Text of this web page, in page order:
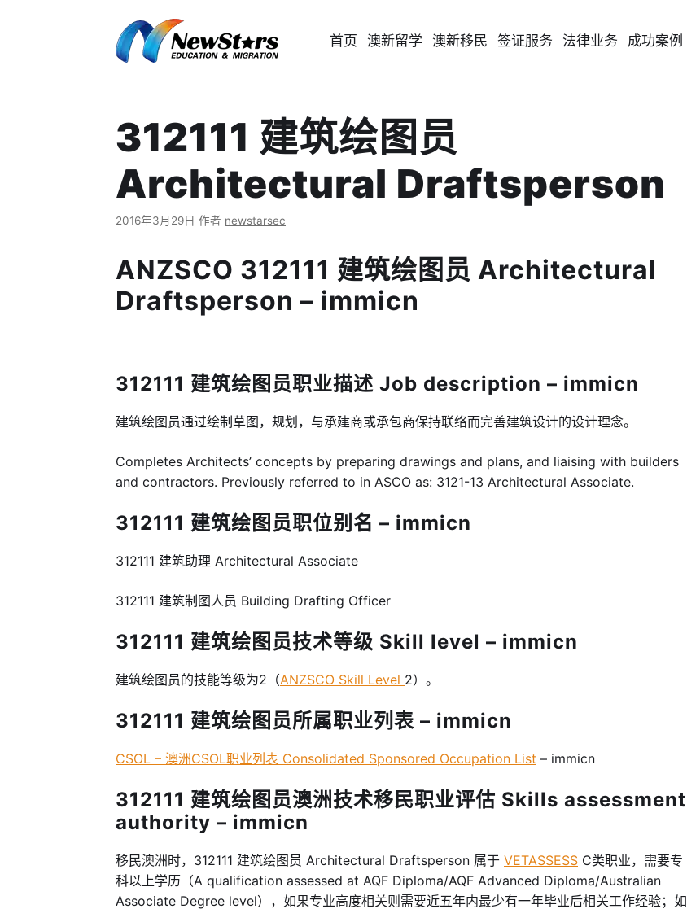
首页 澳新留学 澳新移民 签证服务 法律业务 成功案例
312111 建筑绘图员
Architectural Draftsperson
2016年3月29日 作者 newstarsec
ANZSCO 312111 建筑绘图员 Architectural
Draftsperson – immicn
312111 建筑绘图员职业描述 Job description – immicn
建筑绘图员通过绘制草图，规划，与承建商或承包商保持联络而完善建筑设计的设计理念。
Completes Architects’ concepts by preparing drawings and plans, and liaising with builders
and contractors. Previously referred to in ASCO as: 3121-13 Architectural Associate.
312111 建筑绘图员职位别名 – immicn
312111 建筑助理 Architectural Associate
312111 建筑制图人员 Building Drafting Officer
312111 建筑绘图员技术等级 Skill level – immicn
建筑绘图员的技能等级为2（ANZSCO Skill Level 2）。
312111 建筑绘图员所属职业列表 – immicn
CSOL – 澳洲CSOL职业列表 Consolidated Sponsored Occupation List – immicn
312111 建筑绘图员澳洲技术移民职业评估 Skills assessment
authority – immicn
移民澳洲时，312111 建筑绘图员 Architectural Draftsperson 属于 VETASSESS C类职业，需要专
科以上学历（A qualification assessed at AQF Diploma/AQF Advanced Diploma/Australian
Associate Degree level），如果专业高度相关则需要近五年内最少有一年毕业后相关工作经验；如